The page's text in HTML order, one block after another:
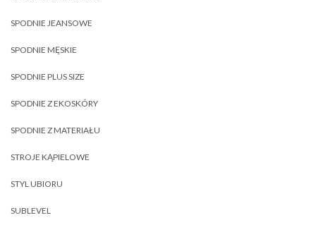
SPODNIE JEANSOWE
SPODNIE MĘSKIE
SPODNIE PLUS SIZE
SPODNIE Z EKOSKÓRY
SPODNIE Z MATERIAŁU
STROJE KĄPIELOWE
STYL UBIORU
SUBLEVEL